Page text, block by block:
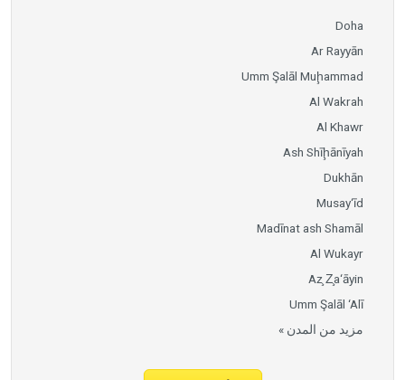
Doha
Ar Rayyān
Umm Şalāl Muḩammad
Al Wakrah
Al Khawr
Ash Shīḩānīyah
Dukhān
Musay‘īd
Madīnat ash Shamāl
Al Wukayr
Az̧ Z̧a‘āyin
Umm Şalāl ‘Alī
مزيد من المدن »